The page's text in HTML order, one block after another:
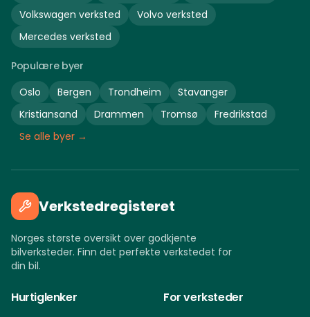
Volkswagen verksted Volvo verksted
Mercedes verksted
Populære byer
Oslo
Bergen Trondheim
Stavanger
Kristiansand
Drammen Tromsø
Fredrikstad
Se alle byer →
Verkstedregisteret
Norges største oversikt over godkjente
bilverksteder. Finn det perfekte verkstedet for
din bil.
Hurtiglenker For verksteder